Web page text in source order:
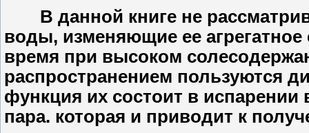
В данной книге не
воды, изменяющие ее
время при высоком
распространением пользуются
функция их состоит в
пара. которая и приводит к